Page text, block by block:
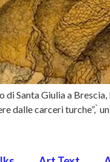
Santa Giulia a
dalle carceri turche”,